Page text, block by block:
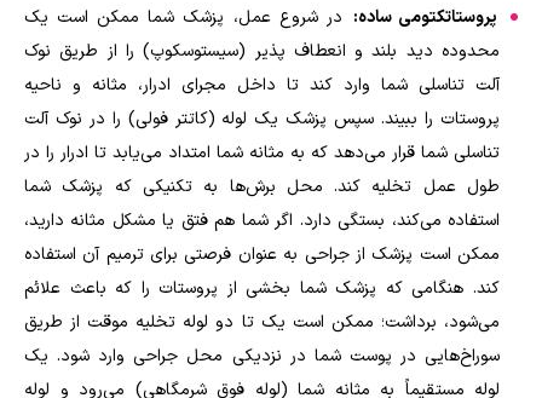
پروستاتکتومی ساده: در شروع عمل، پزشک شما ممکن است یک
محدوده دید بلند و انعطاف پذیر (سیستوسکوپ) را از طریق نوک
آلت تناسلی شما وارد کند تا داخل مجرای ادرار، مثانه و ناحیه
پروستات را ببیند. سپس پزشک یک لوله (کاتتر فولی) را در نوک آلت
تناسلی شما قرار می‌دهد که به مثانه شما امتداد می‌یابد تا ادرار را در
طول عمل تخلیه کند. محل برش‌ها به تکنیکی که پزشک شما
استفاده می‌کند، بستگی دارد. اگر شما هم فتق یا مشکل مثانه دارید،
ممکن است پزشک از جراحی به عنوان فرصتی برای ترمیم آن استفاده
کند. هنگامی که پزشک شما بخشی از پروستات را که باعث علائم
می‌شود، برداشت؛ ممکن است یک تا دو لوله تخلیه موقت از طریق
سوراخ‌هایی در پوست شما در نزدیکی محل جراحی وارد شود. یک
لوله مستقیماً به مثانه شما (لوله فوق شرمگاهی) می‌رود و لوله